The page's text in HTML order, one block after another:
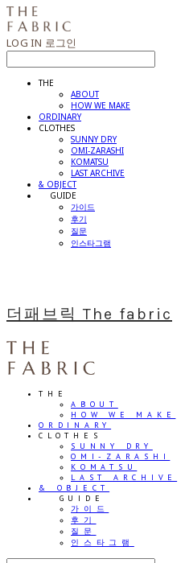
LOG IN 로그인
THE
ABOUT
HOW WE MAKE
ORDINARY
CLOTHES
SUNNY DRY
OMI-ZARASHI
KOMATSU
LAST ARCHIVE
& OBJECT
⠀⠀GUIDE
가이드
후기
질문
인스타그램
더패브릭 The fabric
THE
ABOUT
HOW WE MAKE
ORDINARY
CLOTHES
SUNNY DRY
OMI-ZARASHI
KOMATSU
LAST ARCHIVE
& OBJECT
⠀⠀GUIDE
가이드
후기
질문
인스타그램